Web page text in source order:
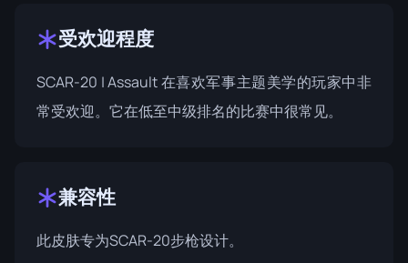
受欢迎程度
SCAR-20 | Assault 在喜欢军事主题美学的玩家中非
常受欢迎。它在低至中级排名的比赛中很常见。
兼容性
此皮肤专为SCAR-20步枪设计。